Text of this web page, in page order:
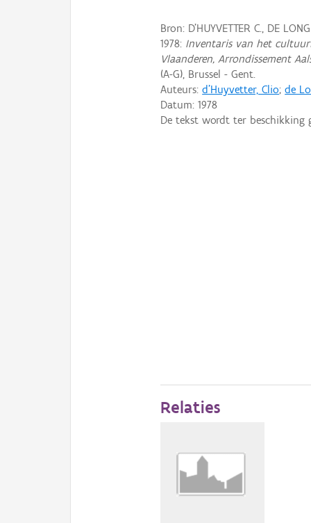
Bron: D'HUYVETTER C., DE
1978: Inventaris van het
Vlaanderen, Arrondissement
(A-G), Brussel - Gent.
Auteurs:d'Huyvetter, Clio;de
Datum:1978
De tekst wordt ter beschikking
Relaties